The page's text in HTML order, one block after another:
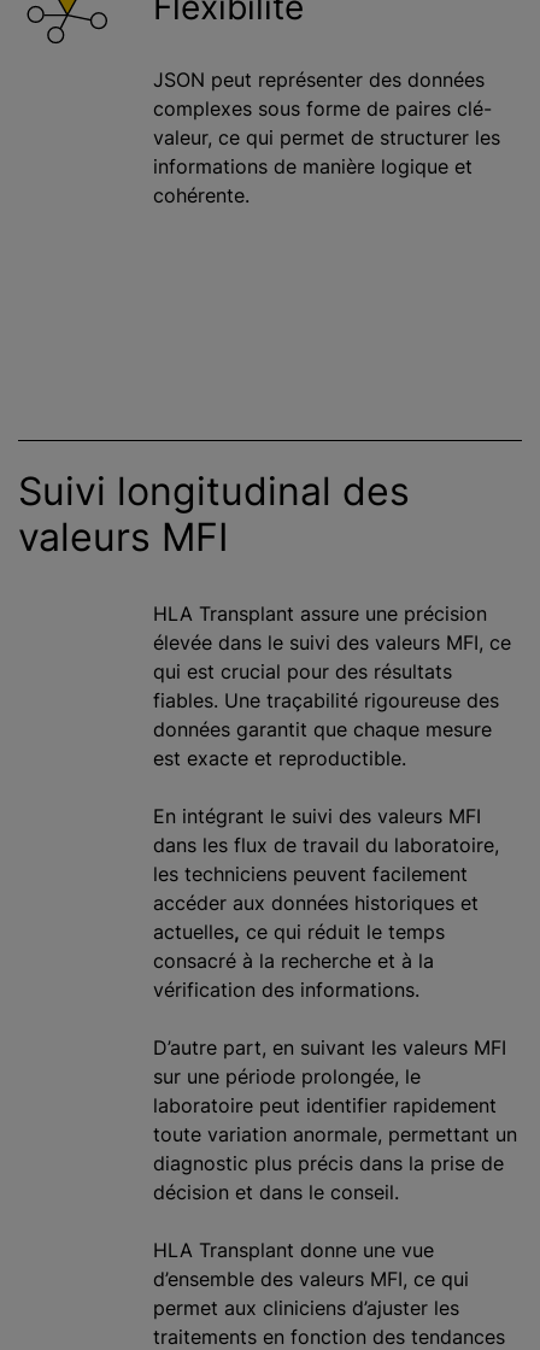
JSON peut représenter des données
complexes sous forme de paires clé-
valeur, ce qui permet de structurer les
informations de manière logique et
cohérente.
Suivi longitudinal des
valeurs MFI
HLA Transplant assure une précision
élevée dans le suivi des valeurs MFI, ce
qui est crucial pour des résultats
fiables. Une traçabilité rigoureuse des
données garantit que chaque mesure
est exacte et reproductible.
En intégrant le suivi des valeurs MFI
dans les flux de travail du laboratoire,
les techniciens peuvent facilement
accéder aux données historiques et
actuelles, ce qui réduit le temps
consacré à la recherche et à la
vérification des informations.
D’autre part, en suivant les valeurs MFI
sur une période prolongée, le
laboratoire peut identifier rapidement
toute variation anormale, permettant un
diagnostic plus précis dans la prise de
décision et dans le conseil.
HLA Transplant donne une vue
d’ensemble des valeurs MFI, ce qui
permet aux cliniciens d’ajuster les
traitements en fonction des tendances